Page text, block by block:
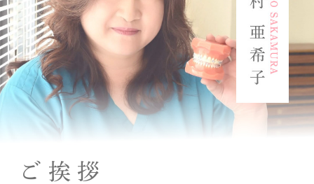
ご挨拶